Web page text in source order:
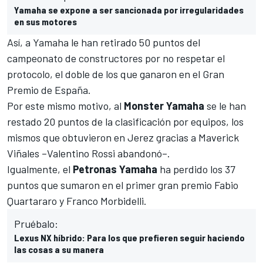
Yamaha se expone a ser sancionada por irregularidades
en sus motores
Así, a Yamaha le han retirado 50 puntos del
campeonato de constructores por no respetar el
protocolo, el doble de los que ganaron en el Gran
Premio de España.
Por este mismo motivo, al Monster Yamaha se le han
restado 20 puntos de la clasificación por equipos, los
mismos que obtuvieron en Jerez gracias a Maverick
Viñales –Valentino Rossi abandonó–.
Igualmente, el Petronas Yamaha ha perdido los 37
puntos que sumaron en el primer gran premio Fabio
Quartararo y Franco Morbidelli.
Pruébalo:
Lexus NX híbrido: Para los que prefieren seguir haciendo
las cosas a su manera